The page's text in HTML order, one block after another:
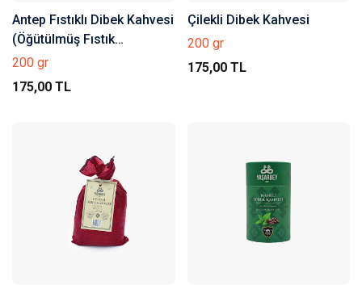
Antep Fıstıklı Dibek Kahvesi
(Öğütülmüş Fıstık
Parçacıklı)
200 gr
175,00 TL
Çilekli Dibek Kahvesi
200 gr
175,00 TL